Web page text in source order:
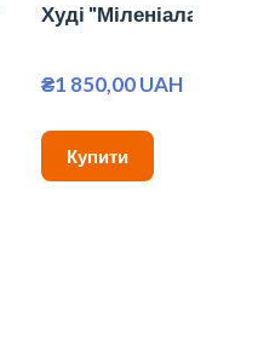
Худі "Міленіалам"
₴1 850,00 UAH
Купити